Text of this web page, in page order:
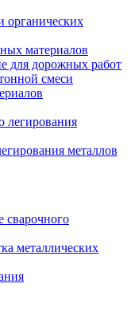
органических
материалов
для дорожных работ
смеси
металлов
сварочного
металлических